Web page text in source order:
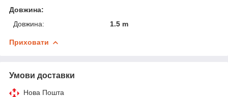
Довжина:
Довжина:
1.5 m
Приховати
Умови доставки
Нова Пошта